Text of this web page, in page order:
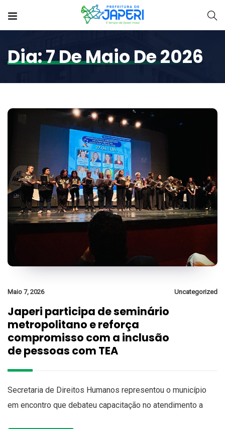
Dia:7 De Maio De 2026
Maio 7, 2026 Uncategorized
Japeri participa de seminário
metropolitano e reforça
compromisso com a inclusão
de pessoas com TEA
Secretaria de Direitos Humanos representou o município
em encontro que debateu capacitação no atendimento a